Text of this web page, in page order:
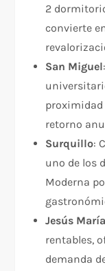
2
convierte
San Miguel
proximidad
retorno
Surquillo:
uno de los
Moderna
Jesús María
rentables,
demanda